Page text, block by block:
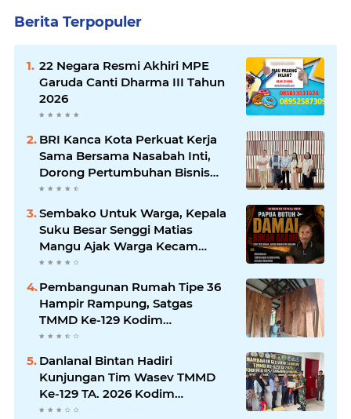
Berita Terpopuler
22 Negara Resmi Akhiri MPE
Garuda Canti Dharma III Tahun
2026
BRI Kanca Kota Perkuat Kerja
Sama Bersama Nasabah Inti,
Dorong Pertumbuhan Bisnis
Berkelanjutan
Sembako Untuk Warga, Kepala
Suku Besar Senggi Matias
Mangu Ajak Warga Kecam
Pembunuhan Warga Sipil di
Yahukimo
Pembangunan Rumah Tipe 36
Hampir Rampung, Satgas
TMMD Ke-129 Kodim
1807/Sorong Selatan Wujudkan
Hunian Layak bagi Warga
Danlanal Bintan Hadiri
Kunjungan Tim Wasev TMMD
Ke-129 TA. 2026 Kodim
0315/Tanjungpinang